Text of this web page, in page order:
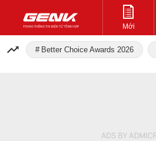
Mới
Better Choice Awards 2026